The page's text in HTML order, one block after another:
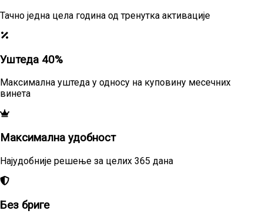
Тачно једна цела година од тренутка активације
Уштеда 40%
Максимална уштеда у односу на куповину месечних
винета
Максимална удобност
Најудобније решење за целих 365 дана
Без бриге